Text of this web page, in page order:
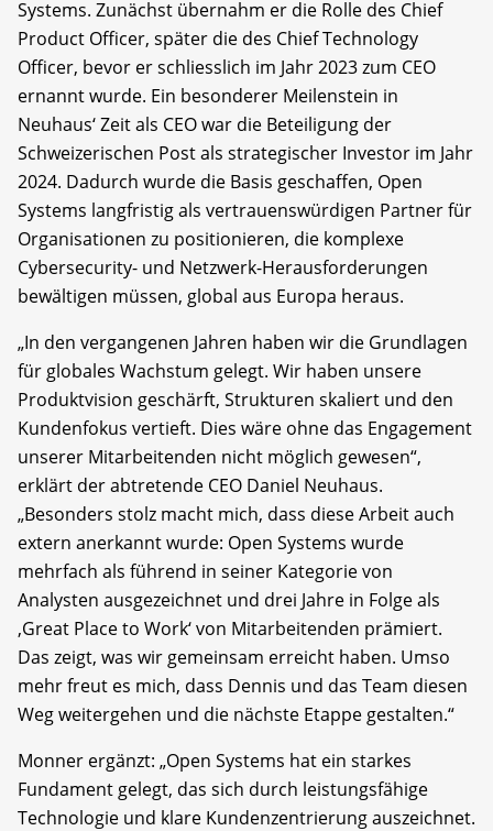
Systems. Zunächst übernahm er die Rolle des Chief
Product Officer, später die des Chief Technology
Officer, bevor er schliesslich im Jahr 2023 zum CEO
ernannt wurde. Ein besonderer Meilenstein in
Neuhaus‘ Zeit als CEO war die Beteiligung der
Schweizerischen Post als strategischer Investor im Jahr
2024. Dadurch wurde die Basis geschaffen, Open
Systems langfristig als vertrauenswürdigen Partner für
Organisationen zu positionieren, die komplexe
Cybersecurity- und Netzwerk-Herausforderungen
bewältigen müssen, global aus Europa heraus.
„In den vergangenen Jahren haben wir die Grundlagen
für globales Wachstum gelegt. Wir haben unsere
Produktvision geschärft, Strukturen skaliert und den
Kundenfokus vertieft. Dies wäre ohne das Engagement
unserer Mitarbeitenden nicht möglich gewesen“,
erklärt der abtretende CEO Daniel Neuhaus.
„Besonders stolz macht mich, dass diese Arbeit auch
extern anerkannt wurde: Open Systems wurde
mehrfach als führend in seiner Kategorie von
Analysten ausgezeichnet und drei Jahre in Folge als
‚Great Place to Work‘ von Mitarbeitenden prämiert.
Das zeigt, was wir gemeinsam erreicht haben. Umso
mehr freut es mich, dass Dennis und das Team diesen
Weg weitergehen und die nächste Etappe gestalten.“
Monner ergänzt: „Open Systems hat ein starkes
Fundament gelegt, das sich durch leistungsfähige
Technologie und klare Kundenzentrierung auszeichnet.